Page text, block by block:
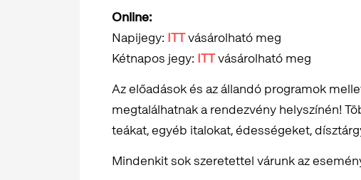
Online:
Napijegy: ITTvásárolható meg
Kétnapos jegy: ITTvásárolható meg
Az előadások és az állandó programok
megtalálhatnak a rendezvény helyszínén!
teákat, egyéb italokat, édességeket,
Mindenkit sok szeretettel várunk az